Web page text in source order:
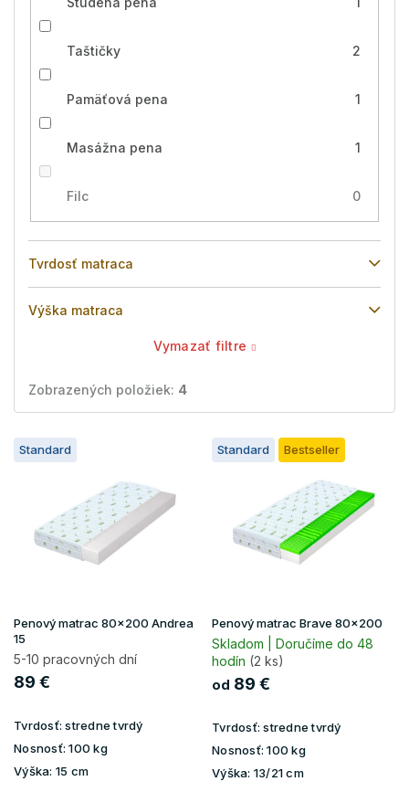
Taštičky 2
Pamäťová pena 1
Masážna pena 1
Filc 0
Tvrdosť matraca
Výška matraca
Vymazať filtre
Zobrazených položiek: 4
V
ý
u
k
t
o
Standard
Penový matrac 80x200 Andrea
15
5-10 pracovných dní
89 €
Tvrdosť: stredne tvrdý
Nosnosť: 100 kg
Výška: 15 cm
Standard Bestseller
Penový matrac Brave 80x200
Skladom | Doručíme do 48
hodín (2 ks)
od 89 €
Tvrdosť: stredne tvrdý
Nosnosť: 100 kg
Výška: 13/21 cm